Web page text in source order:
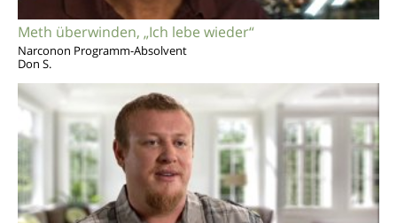
Meth überwinden, „Ich lebe wieder“
Narconon Programm-Absolvent
Don S.